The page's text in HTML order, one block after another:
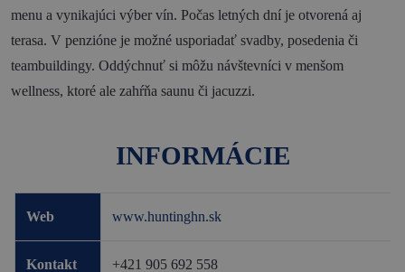
Novinky
Kalendár podujatí
Blog
Kontakt
menu a vynikajúci výber vín. Počas letných dní je otvorená aj
terasa. V penzióne je možné usporiadať svadby, posedenia či
teambuildingy. Oddýchnuť si môžu návštevníci v menšom
wellness, ktoré ale zahŕňa saunu či jacuzzi.
INFORMÁCIE
Web www.huntinghn.sk
Kontakt +421 905 692 558